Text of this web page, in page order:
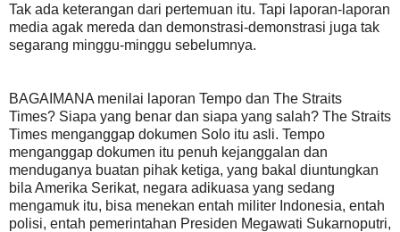
Tak ada keterangan dari pertemuan itu. Tapi laporan-laporan
media agak mereda dan demonstrasi-demonstrasi juga tak
segarang minggu-minggu sebelumnya.
BAGAIMANA menilai laporan Tempo dan The Straits
Times? Siapa yang benar dan siapa yang salah? The Straits
Times menganggap dokumen Solo itu asli. Tempo
menganggap dokumen itu penuh kejanggalan dan
menduganya buatan pihak ketiga, yang bakal diuntungkan
bila Amerika Serikat, negara adikuasa yang sedang
mengamuk itu, bisa menekan entah militer Indonesia, entah
polisi, entah pemerintahan Presiden Megawati Sukarnoputri,